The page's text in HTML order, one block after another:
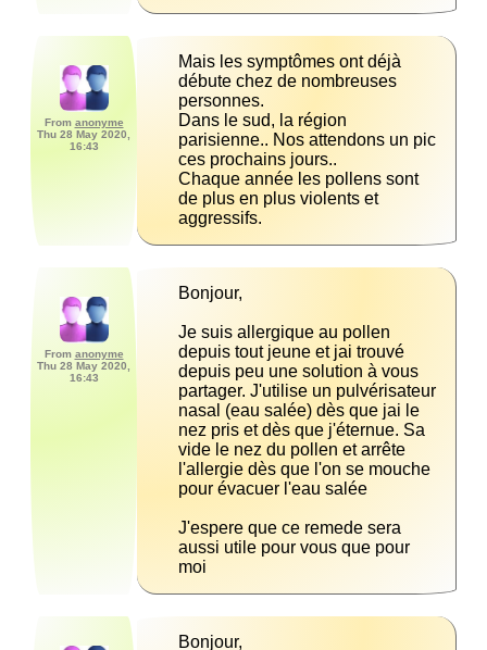
From anonyme
Thu 28 May 2020,
16:43
Mais les symptômes ont déjà
débute chez de nombreuses
Dans le sud, la région
parisienne.. Nos attendons un pic
Chaque année les pollens sont
de plus en plus violents et
aggressifs.
From anonyme
Thu 28 May 2020,
16:43
Je suis allergique au pollen
depuis tout jeune et jai trouvé
depuis peu une solution à vous
partager. J'utilise un pulvérisateur
nasal (eau salée) dès que jai le
nez pris et dès que j'éternue. Sa
vide le nez du pollen et arrête
l'allergie dès que l'on se mouche
J'espere que ce remede sera
aussi utile pour vous que pour
moi